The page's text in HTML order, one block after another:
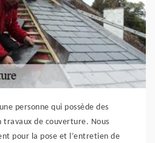
personne qui possède des
travaux de couverture. Nous
pour la pose et l’entretien de